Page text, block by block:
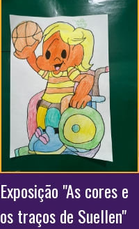
Exposição "As cores e
os traços de Suellen"